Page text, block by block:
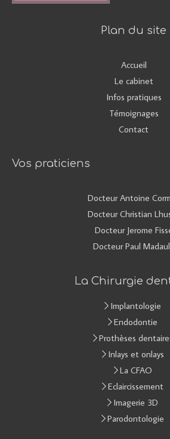
Plan du site
Accueil
Le cabinet
Infos pratiques
Témoignages
Contact
Vos praticiens
Docteur Antoine
Docteur Christian
Docteur Jerome
Docteur Paul
La Chirurgie
Implantologie
Endodontie
Prothèses
Inlays et onlays
La CFAO
Eclaircissement
Imagerie 3D
Parodontologie